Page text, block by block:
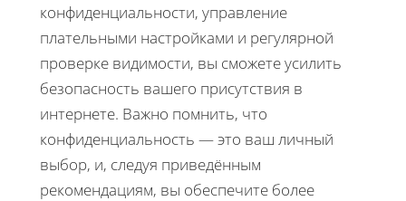
конфиденциальности, управление
плательными настройками и регулярной
проверке видимости, вы сможете усилить
безопасность вашего присутствия в
интернете. Важно помнить, что
конфиденциальность — это ваш личный
выбор, и, следуя приведённым
рекомендациям, вы обеспечите более